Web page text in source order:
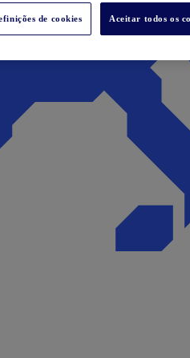
de cookies Aceitar todos os